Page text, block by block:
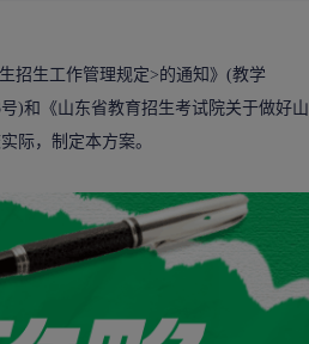
招生工作管理规定>的通知》(教学
)和《山东省教育招生考试院关于做好山
际，制定本方案。